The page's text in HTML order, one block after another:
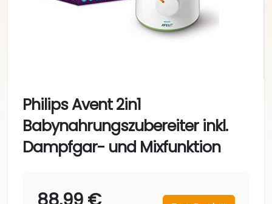
Philips Avent 2in1
Babynahrungszubereiter inkl.
Dampfgar- und Mixfunktion